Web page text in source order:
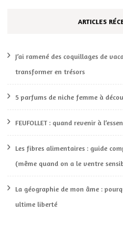
ARTICLES
J’ai ramené des coquillages de
transformer en trésors
5 parfums de niche femme à
FEUFOLLET : quand revenir à
Les fibres alimentaires : guide
(même quand on a le ventre
La géographie de mon âme :
ultime liberté